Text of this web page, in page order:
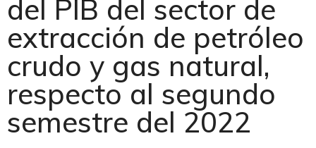
del PIB del sector de
extracción de petróleo
crudo y gas natural,
respecto al segundo
semestre del 2022